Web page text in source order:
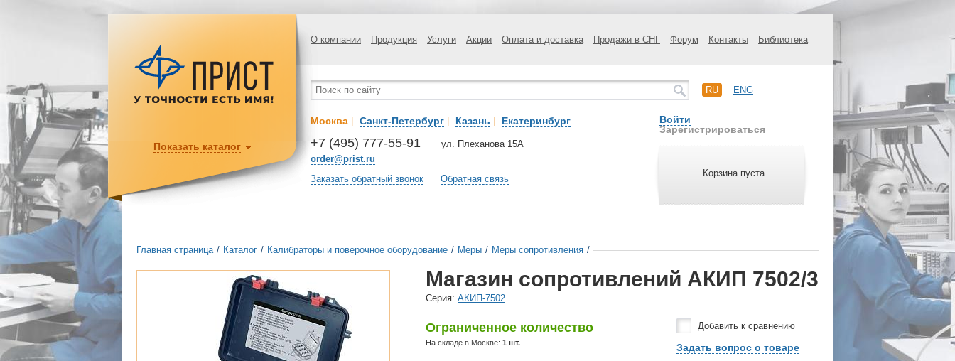
О компании Продукция Услуги Акции Оплата и доставка Продажи в СНГ Форум Контакты Библиотека
RU ENG
Москва | Санкт-Петербург | Казань | Екатеринбург
+7 (495) 777-55-91
order@prist.ru
ул. Плеханова 15А
Заказать обратный звонок Обратная связь
Войти
Зарегистрироваться
Корзина пуста
Показать каталог
Главная страница / Каталог / Калибраторы и поверочное оборудование / Меры / Меры сопротивления /
Магазин сопротивлений АКИП 7502/3
Cерия: АКИП-7502
Ограниченное количество
На складе в Москве: 1 шт.
Добавить к сравнению
Задать вопрос о товаре